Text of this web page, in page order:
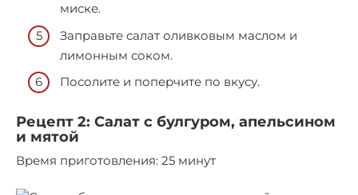
миске.
Заправьте салат оливковым маслом и
лимонным соком.
Посолите и поперчите по вкусу.
Рецепт 2: Салат с булгуром, апельсином
и мятой
Время приготовления: 25 минут